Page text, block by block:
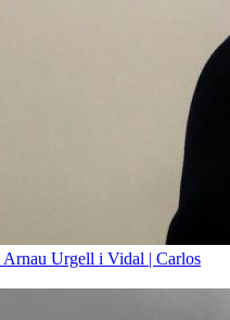
Arnau Urgell i Vidal | Carlos